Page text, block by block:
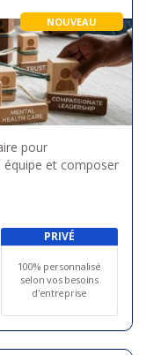
NOUVEAU
pour
et composer
PRIVÉ
100% personnalisé
selon vos besoins
d'entreprise